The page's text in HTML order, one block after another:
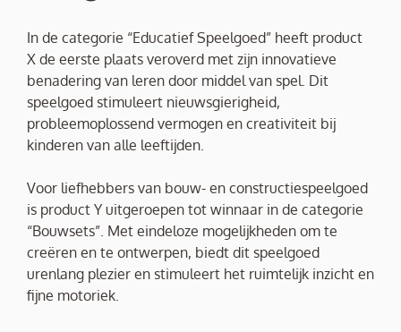
In de categorie “Educatief Speelgoed” heeft product
X de eerste plaats veroverd met zijn innovatieve
benadering van leren door middel van spel. Dit
speelgoed stimuleert nieuwsgierigheid,
probleemoplossend vermogen en creativiteit bij
kinderen van alle leeftijden.
Voor liefhebbers van bouw- en constructiespeelgoed
is product Y uitgeroepen tot winnaar in de categorie
“Bouwsets”. Met eindeloze mogelijkheden om te
creëren en te ontwerpen, biedt dit speelgoed
urenlang plezier en stimuleert het ruimtelijk inzicht en
fijne motoriek.